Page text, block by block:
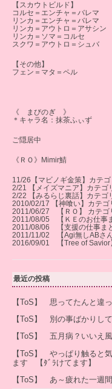
【スカウトビルド】
コルセ＝エンチャ＝バレマ
リンカ＝エンチャ＝バレマ
リンカ＝アウトロ＝アサシン
リンカ＝ソマ＝コルセ
スクワ＝アウトロ＝シュバ
【その他】
フェン＝マタ＝ペル
《 まびのぎ 》
＊キャラ名：抹茶ふぃず
ご隠居中
《ＲＯ》Mimir鯖
11/26【マビノギ金策】カテゴ
2/21 【メイズマニア】カテゴ
2/22 【みるらじ裏話】カテゴ
2010/02/17 【神喰い】カテゴ
2011/06/27 【ＲＯ】 カテゴ
2011/08/05 【ＫＥのお仕事
2011/08/06 【支援の仕事ま
2011/11/02 【Agi無しABさ
2016/09/01 【Tree of Savior
最近の投稿
【ToS】 思ってたんと違
【ToS】 別の事ばかりし
【ToS】 五月病？いいえ
【ToS】 やっぱり触ると
ます 【ﾀﾞﾗけてます】
【ToS】 あ～疲れた一週